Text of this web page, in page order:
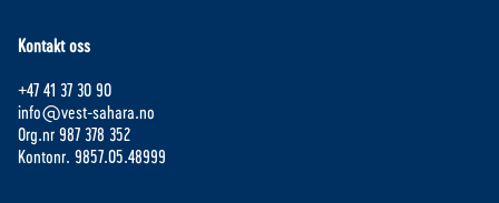
Kontakt oss
+47 41 37 30 90
info@vest-sahara.no
Org.nr 987 378 352
Kontonr. 9857.05.48999